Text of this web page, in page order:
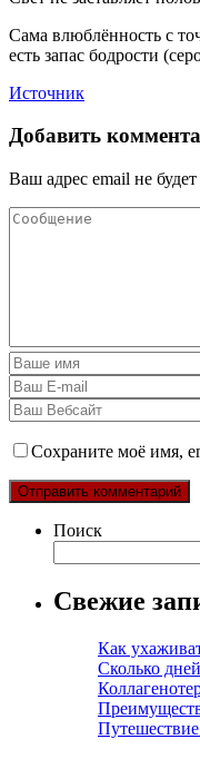
Сама влюблённость с
есть запас бодрости
Источник
Добавить
Ваш адрес email не
Сохраните моё имя,
Поиск
Свежие
Как
Сколько
Путешествие